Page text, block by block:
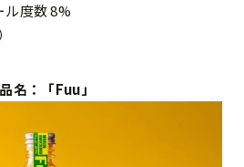
ル度数 8%
名：「Fuu」